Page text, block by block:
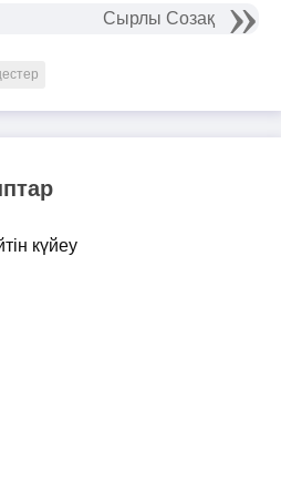
Сырлы Созақ